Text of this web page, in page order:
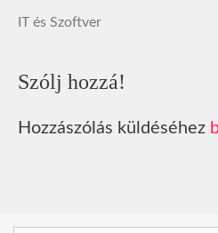
IT és Szoftver
Szólj hozzá!
Hozzászólás küldéséhez